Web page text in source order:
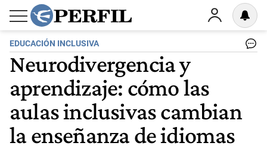
EDUCACIÓN INCLUSIVA
Neurodivergencia y
aprendizaje: cómo las
aulas inclusivas cambian
la enseñanza de idiomas